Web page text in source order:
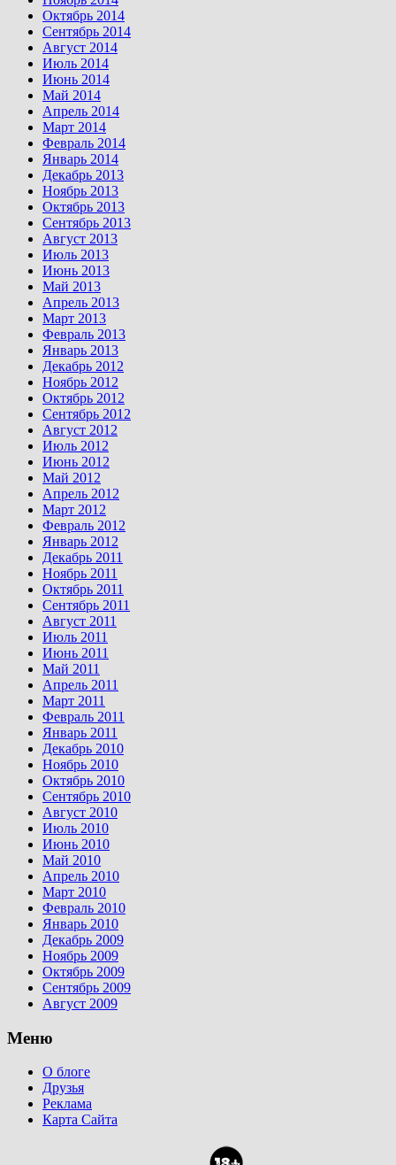
Октябрь 2014
Сентябрь 2014
Август 2014
Июль 2014
Июнь 2014
Май 2014
Апрель 2014
Март 2014
Февраль 2014
Январь 2014
Декабрь 2013
Ноябрь 2013
Октябрь 2013
Сентябрь 2013
Август 2013
Июль 2013
Июнь 2013
Май 2013
Апрель 2013
Март 2013
Февраль 2013
Январь 2013
Декабрь 2012
Ноябрь 2012
Октябрь 2012
Сентябрь 2012
Август 2012
Июль 2012
Июнь 2012
Май 2012
Апрель 2012
Март 2012
Февраль 2012
Январь 2012
Декабрь 2011
Ноябрь 2011
Октябрь 2011
Сентябрь 2011
Август 2011
Июль 2011
Июнь 2011
Май 2011
Апрель 2011
Март 2011
Февраль 2011
Январь 2011
Декабрь 2010
Ноябрь 2010
Октябрь 2010
Сентябрь 2010
Август 2010
Июль 2010
Июнь 2010
Май 2010
Апрель 2010
Март 2010
Февраль 2010
Январь 2010
Декабрь 2009
Ноябрь 2009
Октябрь 2009
Сентябрь 2009
Август 2009
Меню
О блоге
Друзья
Реклама
Карта Сайта